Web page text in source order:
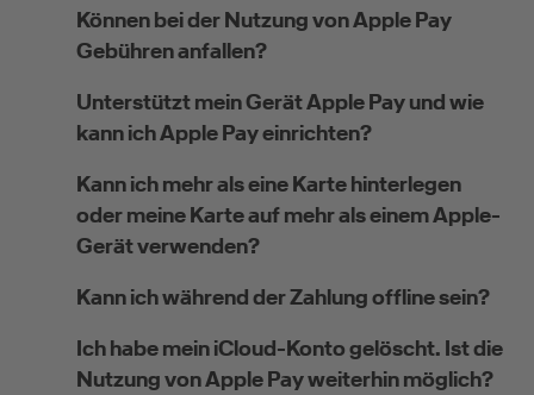
Können bei der Nutzung von Apple Pay
Gebühren anfallen?
Unterstützt mein Gerät Apple Pay und wie
kann ich Apple Pay einrichten?
Kann ich mehr als eine Karte hinterlegen
oder meine Karte auf mehr als einem Apple-
Gerät verwenden?
Kann ich während der Zahlung offline sein?
Ich habe mein iCloud-Konto gelöscht. Ist die
Nutzung von Apple Pay weiterhin möglich?